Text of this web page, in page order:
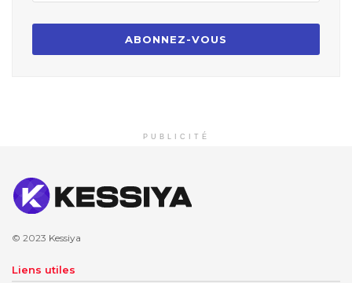
PUBLICITÉ
© 2023 Kessiya
Liens utiles